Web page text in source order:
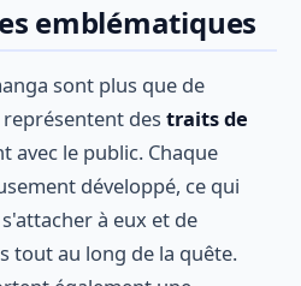
emblématiques
sont plus que de
des traits de
avec le public. Chaque
développé, ce qui
à eux et de
tout au long de la quête.